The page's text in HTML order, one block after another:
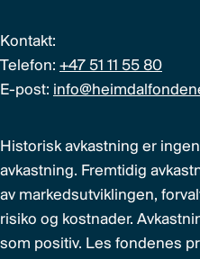
Kontakt:
Telefon: +47 51 11 55 80
E-post:
Historisk avkastning er
avkastning. Fremtidig
av markedsutviklingen,
risiko og kostnader.
som positiv. Les fondenes